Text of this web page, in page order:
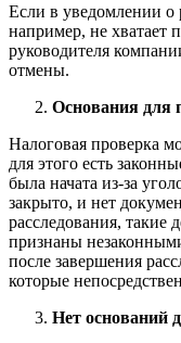
Если в уведомлении о
например, не хватает
руководителя
отмены.
Основания для
Налоговая проверка
для этого есть
была начата из-за
закрыто, и нет
расследования, такие
признаны
после завершения
которые
Нет оснований